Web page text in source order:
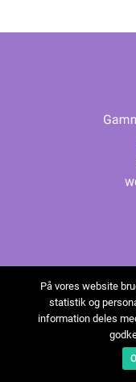
På vores website
statistik og
information deles